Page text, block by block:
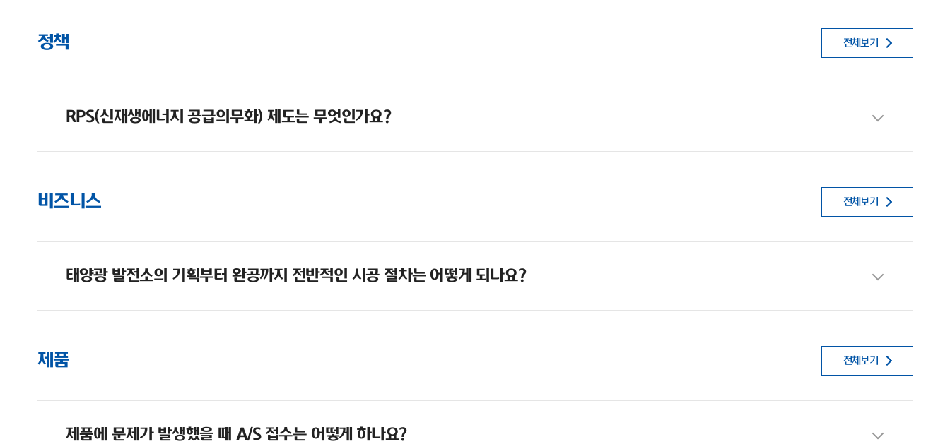
정책 전체보기
RPS(신재생에너지 공급의무화) 제도는 무엇인가요?
비즈니스 전체보기
태양광 발전소의 기획부터 완공까지 전반적인 시공 절차는 어떻게 되나요?
제품 전체보기
제품에 문제가 발생했을 때 A/S 접수는 어떻게 하나요?